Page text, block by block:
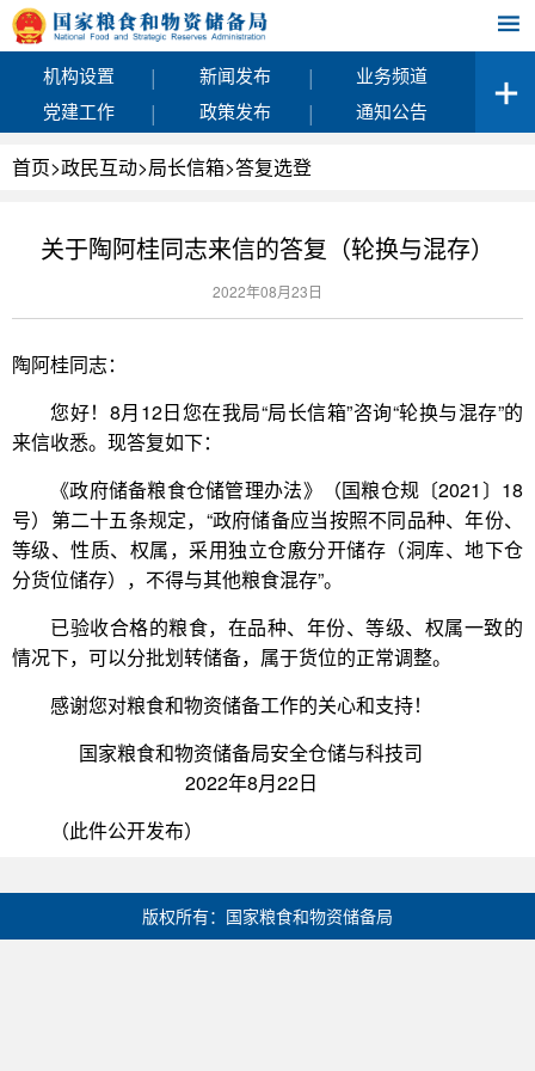
机构设置 | 新闻发布 |
业务频道
党建工作
| 政策发布 | 通知公告
首页>政民互动>局长信箱>答复选登
关于陶阿桂同志来信的答复（轮换与混存）
2022年08月23日
陶阿桂同志：
您好！8月12日您在我局“局长信箱”咨询“轮换与混存”的
来信收悉。现答复如下：
《政府储备粮食仓储管理办法》（国粮仓规〔2021〕18
号）第二十五条规定，“政府储备应当按照不同品种、年份、
等级、性质、权属，采用独立仓廒分开储存（洞库、地下仓
分货位储存），不得与其他粮食混存”。
已验收合格的粮食，在品种、年份、等级、权属一致的
情况下，可以分批划转储备，属于货位的正常调整。
感谢您对粮食和物资储备工作的关心和支持！
国家粮食和物资储备局安全仓储与科技司
2022年8月22日
（此件公开发布）
版权所有：国家粮食和物资储备局